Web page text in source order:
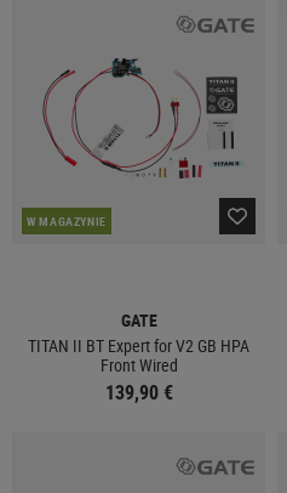
W MAGAZYNIE
GATE
TITAN II BT Expert for V2 GB HPA
Front Wired
139,90 €